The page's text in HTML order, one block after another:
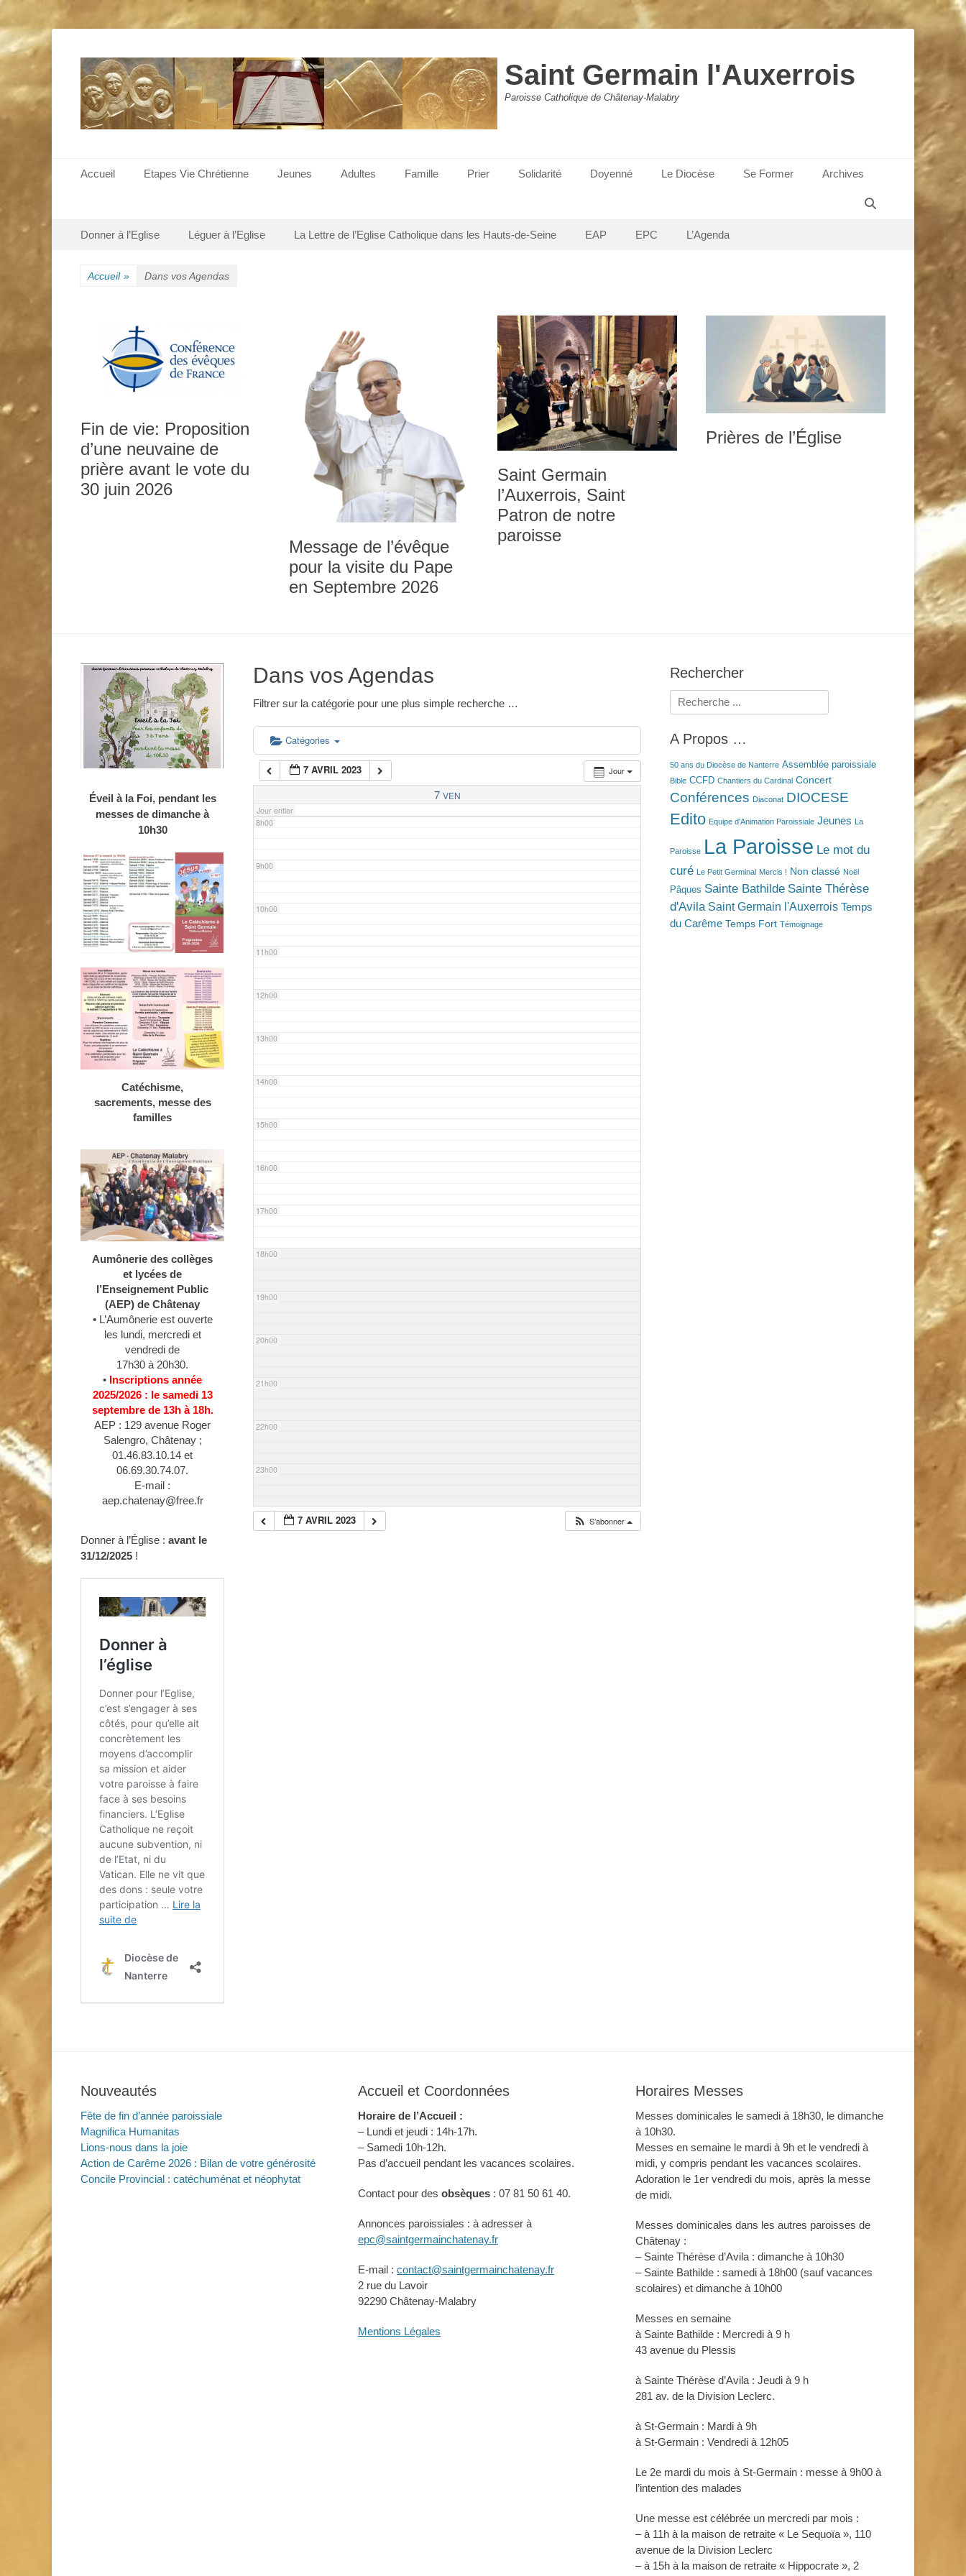
Saint Germain l'Auxerrois
Paroisse Catholique de Châtenay-Malabry
Menu principal
Accueil Etapes Vie Chrétienne Jeunes Adultes Famille Prier Solidarité Doyenné Le Diocèse Se Former
Archives
Menu secondaire
Donner à l’Eglise Léguer à l’Eglise La Lettre de l’Eglise Catholique dans les Hauts-de-Seine EAP EPC L’Agenda
Accueil » Dans vos Agendas
Fin de vie: Proposition
d’une neuvaine de
prière avant le vote du
30 juin 2026
Message de l’évêque
pour la visite du Pape
en Septembre 2026
Saint Germain
l’Auxerrois, Saint
Patron de notre
paroisse
Prières de l’Église
Dans vos Agendas
Filtrer sur la catégorie pour une plus simple recherche …
Catégories
Jour
7 AVRIL 2023
7 VEN
Jour entier
6h00
7h00
8h00
9h00
10h00
11h00
12h00
13h00
14h00
15h00
16h00
17h00
18h00
19h00
20h00
21h00
22h00
23h00
7 AVRIL 2023 S’abonner
Rechercher
Rechercher :
A Propos …
50 ans du Diocèse de Nanterre Assemblée paroissiale
Bible CCFD Chantiers du Cardinal Concert
Conférences Diaconat DIOCESE
Edito Equipe d'Animation Paroissiale Jeunes La
Paroisse La Paroisse Le mot du
curé
Le Petit Germinal Mercis ! Non classé Noël
Pâques Sainte Bathilde Sainte Thérèse
d'Avila Saint Germain l'Auxerrois Temps
du Carême Temps Fort Témoignage
Éveil à la Foi, pendant les
messes de dimanche à
10h30
Catéchisme,
sacrements, messe des
familles
Aumônerie des collèges
et lycées de
l’Enseignement Public
(AEP) de Châtenay
• L’Aumônerie est ouverte
les lundi, mercredi et
vendredi de
17h30 à 20h30.
• Inscriptions année
2025/2026 : le samedi 13
septembre de 13h à 18h.
AEP : 129 avenue Roger
Salengro, Châtenay ;
01.46.83.10.14 et
06.69.30.74.07.
E-mail :
aep.chatenay@free.fr
Donner à l’Église : avant le
31/12/2025 !
Nouveautés
Fête de fin d’année paroissiale
Magnifica Humanitas
Lions-nous dans la joie
Action de Carême 2026 : Bilan de votre générosité
Concile Provincial : catéchuménat et néophytat
Accueil et Coordonnées
Horaire de l’Accueil :
– Lundi et jeudi : 14h-17h.
– Samedi 10h-12h.
Pas d’accueil pendant les vacances scolaires.
Contact pour des obsèques : 07 81 50 61 40.
Annonces paroissiales : à adresser à
epc@saintgermainchatenay.fr
E-mail : contact@saintgermainchatenay.fr
2 rue du Lavoir
92290 Châtenay-Malabry
Mentions Légales
Horaires Messes
Messes dominicales le samedi à 18h30, le dimanche
à 10h30.
Messes en semaine le mardi à 9h et le vendredi à
midi, y compris pendant les vacances scolaires.
Adoration le 1er vendredi du mois, après la messe
de midi.
Messes dominicales dans les autres paroisses de
Châtenay :
– Sainte Thérèse d’Avila : dimanche à 10h30
– Sainte Bathilde : samedi à 18h00 (sauf vacances
scolaires) et dimanche à 10h00
Messes en semaine
à Sainte Bathilde : Mercredi à 9 h
43 avenue du Plessis
à Sainte Thérèse d’Avila : Jeudi à 9 h
281 av. de la Division Leclerc.
à St-Germain : Mardi à 9h
à St-Germain : Vendredi à 12h05
Le 2e mardi du mois à St-Germain : messe à 9h00 à
l’intention des malades
Une messe est célébrée un mercredi par mois :
– à 11h à la maison de retraite « Le Sequoïa », 110
avenue de la Division Leclerc
– à 15h à la maison de retraite « Hippocrate », 2